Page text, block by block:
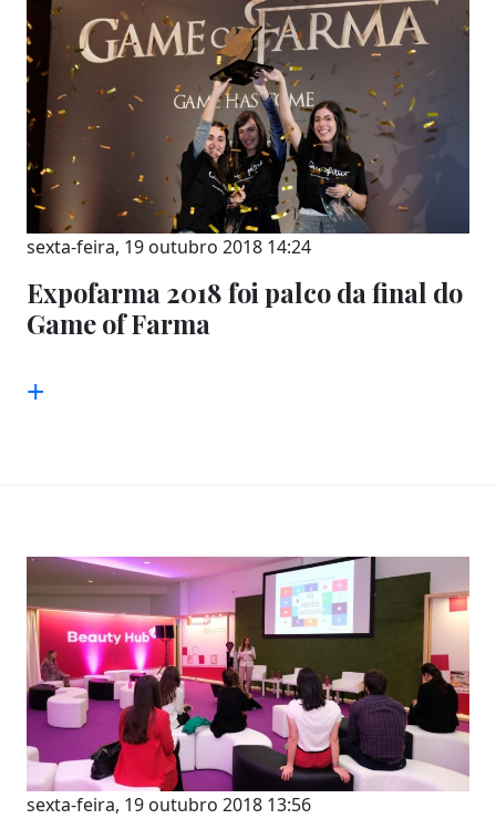
sexta-feira, 19 outubro 2018 14:24
Expofarma 2018 foi palco da final do
Game of Farma
+
sexta-feira, 19 outubro 2018 13:56